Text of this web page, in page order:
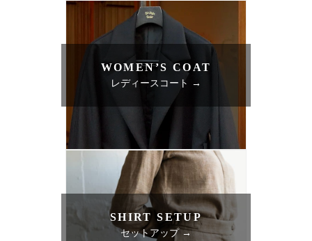
WOMEN’S COAT
レディースコート →
SHIRT SETUP
セットアップ →